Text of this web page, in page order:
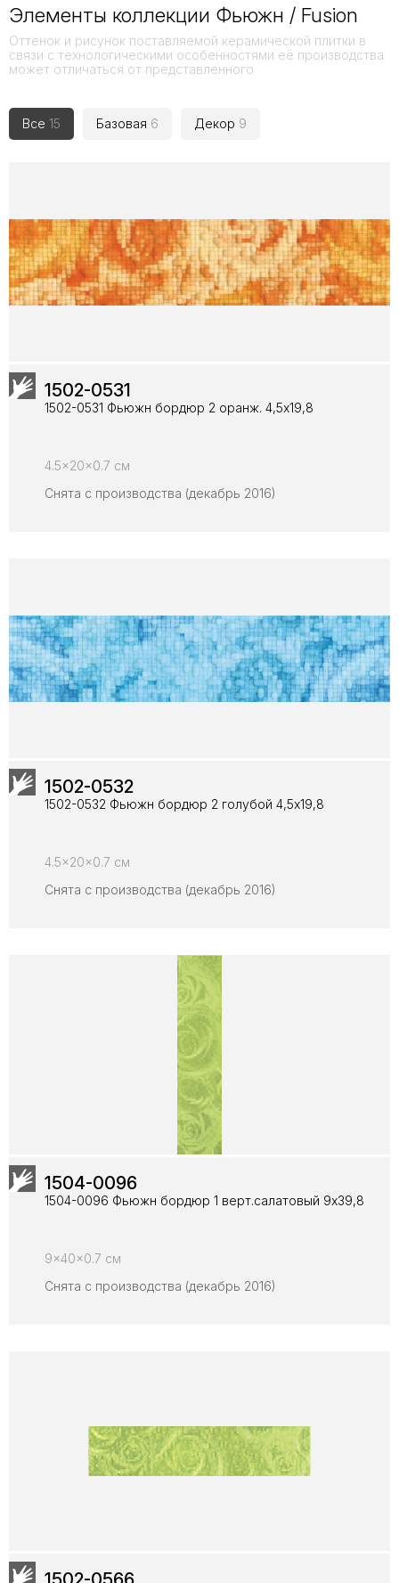
Элементы коллекции Фьюжн / Fusion
Оттенок и рисунок поставляемой керамической плитки в
связи с технологическими особенностями её производства
может отличаться от представленного
Все 15 Базовая 6 Декор 9
1502-0531
1502-0531 Фьюжн бордюр 2 оранж. 4,5х19,8
4.5x20x0.7 см
Снята с производства (декабрь 2016)
1502-0532
1502-0532 Фьюжн бордюр 2 голубой 4,5x19,8
4.5x20x0.7 см
Снята с производства (декабрь 2016)
1504-0096
1504-0096 Фьюжн бордюр 1 верт.салатовый 9х39,8
9x40x0.7 см
Снята с производства (декабрь 2016)